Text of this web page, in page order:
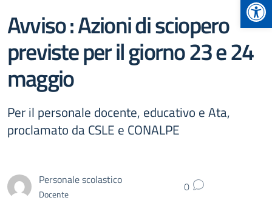
Avviso : Azioni di sciopero
previste per il giorno 23 e 24
maggio
Per il personale docente, educativo e Ata,
proclamato da CSLE e CONALPE
Personale scolastico
Docente 0